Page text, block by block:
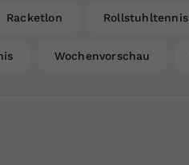
Racketlon Rollstuhltennis
Wochenvorschau